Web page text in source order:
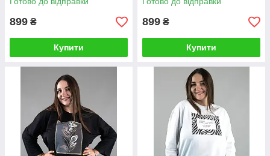
899 ₴
Купити
899 ₴
Купити